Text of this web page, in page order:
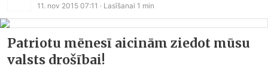
11. nov 2015 07:11 · Lasīšanai 1 min
Patriotu mēnesī aicinām ziedot mūsu
valsts drošībai!